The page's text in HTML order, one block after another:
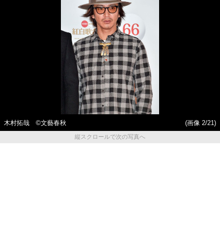
木村拓哉 ©文藝春秋
(画像 2/21)
縦スクロールで次の写真へ